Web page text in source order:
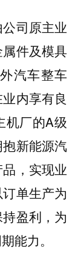
司原主业
件及模具
汽车整车
内享有良
机厂的A级
新能源汽
，实现业
单生产为
盈利，为
能力。